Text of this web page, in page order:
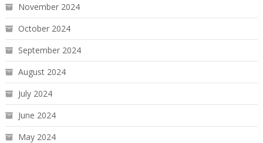
November 2024
October 2024
September 2024
August 2024
July 2024
June 2024
May 2024